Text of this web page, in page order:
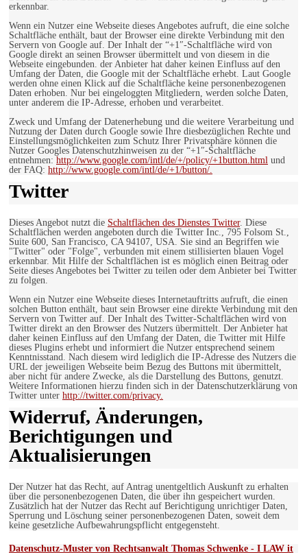
erkennbar.
Wenn ein Nutzer eine Webseite dieses Angebotes aufruft, die eine solche
Schaltfläche enthält, baut der Browser eine direkte Verbindung mit den
Servern von Google auf. Der Inhalt der “+1″-Schaltfläche wird von
Google direkt an seinen Browser übermittelt und von diesem in die
Webseite eingebunden. der Anbieter hat daher keinen Einfluss auf den
Umfang der Daten, die Google mit der Schaltfläche erhebt. Laut Google
werden ohne einen Klick auf die Schaltfläche keine personenbezogenen
Daten erhoben. Nur bei eingeloggten Mitgliedern, werden solche Daten,
unter anderem die IP-Adresse, erhoben und verarbeitet.
Zweck und Umfang der Datenerhebung und die weitere Verarbeitung und
Nutzung der Daten durch Google sowie Ihre diesbezüglichen Rechte und
Einstellungsmöglichkeiten zum Schutz Ihrer Privatsphäre können die
Nutzer Googles Datenschutzhinweisen zu der “+1″-Schaltfläche
entnehmen: http://www.google.com/intl/de/+/policy/+1button.html und
der FAQ: http://www.google.com/intl/de/+1/button/.
Twitter
Dieses Angebot nutzt die Schaltflächen des Dienstes Twitter. Diese
Schaltflächen werden angeboten durch die Twitter Inc., 795 Folsom St.,
Suite 600, San Francisco, CA 94107, USA. Sie sind an Begriffen wie
"Twitter" oder "Folge", verbunden mit einem stillisierten blauen Vogel
erkennbar. Mit Hilfe der Schaltflächen ist es möglich einen Beitrag oder
Seite dieses Angebotes bei Twitter zu teilen oder dem Anbieter bei Twitter
zu folgen.
Wenn ein Nutzer eine Webseite dieses Internetauftritts aufruft, die einen
solchen Button enthält, baut sein Browser eine direkte Verbindung mit den
Servern von Twitter auf. Der Inhalt des Twitter-Schaltflächen wird von
Twitter direkt an den Browser des Nutzers übermittelt. Der Anbieter hat
daher keinen Einfluss auf den Umfang der Daten, die Twitter mit Hilfe
dieses Plugins erhebt und informiert die Nutzer entsprechend seinem
Kenntnisstand. Nach diesem wird lediglich die IP-Adresse des Nutzers die
URL der jeweiligen Webseite beim Bezug des Buttons mit übermittelt,
aber nicht für andere Zwecke, als die Darstellung des Buttons, genutzt.
Weitere Informationen hierzu finden sich in der Datenschutzerklärung von
Twitter unter http://twitter.com/privacy.
Widerruf, Änderungen,
Berichtigungen und
Aktualisierungen
Der Nutzer hat das Recht, auf Antrag unentgeltlich Auskunft zu erhalten
über die personenbezogenen Daten, die über ihn gespeichert wurden.
Zusätzlich hat der Nutzer das Recht auf Berichtigung unrichtiger Daten,
Sperrung und Löschung seiner personenbezogenen Daten, soweit dem
keine gesetzliche Aufbewahrungspflicht entgegensteht.
Datenschutz-Muster von Rechtsanwalt Thomas Schwenke - I LAW it